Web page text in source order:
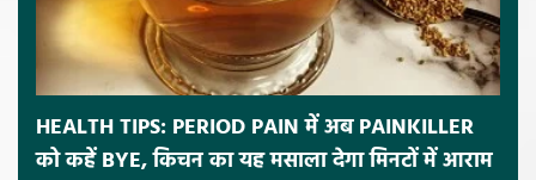
HEALTH TIPS: PERIOD PAIN में अब PAINKILLER
को कहें BYE, किचन का यह मसाला देगा मिनटों में आराम